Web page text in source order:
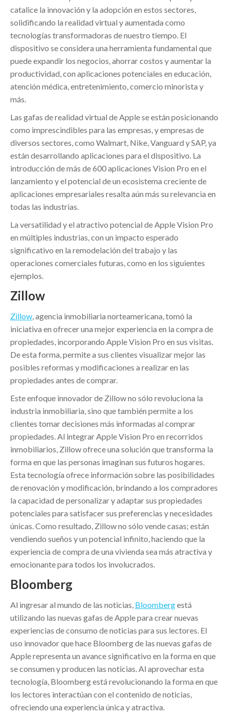
catalice la innovación y la adopción en estos sectores,
solidificando la realidad virtual y aumentada como
tecnologías transformadoras de nuestro tiempo. El
dispositivo se considera una herramienta fundamental que
puede expandir los negocios, ahorrar costos y aumentar la
productividad, con aplicaciones potenciales en educación,
atención médica, entretenimiento, comercio minorista y
más.
Las gafas de realidad virtual de Apple se están posicionando
como imprescindibles para las empresas, y empresas de
diversos sectores, como Walmart, Nike, Vanguard y SAP, ya
están desarrollando aplicaciones para el dispositivo. La
introducción de más de 600 aplicaciones Vision Pro en el
lanzamiento y el potencial de un ecosistema creciente de
aplicaciones empresariales resalta aún más su relevancia en
todas las industrias.
La versatilidad y el atractivo potencial de Apple Vision Pro
en múltiples industrias, con un impacto esperado
significativo en la remodelación del trabajo y las
operaciones comerciales futuras, como en los siguientes
ejemplos.
Zillow
Zillow, agencia inmobiliaria norteamericana, tomó la
iniciativa en ofrecer una mejor experiencia en la compra de
propiedades, incorporando Apple Vision Pro en sus visitas.
De esta forma, permite a sus clientes visualizar mejor las
posibles reformas y modificaciones a realizar en las
propiedades antes de comprar.
Este enfoque innovador de Zillow no sólo revoluciona la
industria inmobiliaria, sino que también permite a los
clientes tomar decisiones más informadas al comprar
propiedades. Al integrar Apple Vision Pro en recorridos
inmobiliarios, Zillow ofrece una solución que transforma la
forma en que las personas imaginan sus futuros hogares.
Esta tecnología ofrece información sobre las posibilidades
de renovación y modificación, brindando a los compradores
la capacidad de personalizar y adaptar sus propiedades
potenciales para satisfacer sus preferencias y necesidades
únicas. Como resultado, Zillow no sólo vende casas; están
vendiendo sueños y un potencial infinito, haciendo que la
experiencia de compra de una vivienda sea más atractiva y
emocionante para todos los involucrados.
Bloomberg
Al ingresar al mundo de las noticias, Bloombergestá
utilizando las nuevas gafas de Apple para crear nuevas
experiencias de consumo de noticias para sus lectores. El
uso innovador que hace Bloomberg de las nuevas gafas de
Apple representa un avance significativo en la forma en que
se consumen y producen las noticias. Al aprovechar esta
tecnología, Bloomberg está revolucionando la forma en que
los lectores interactúan con el contenido de noticias,
ofreciendo una experiencia única y atractiva.